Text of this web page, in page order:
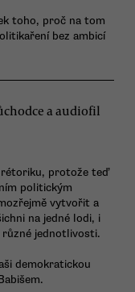
toho, proč na tom
bez ambicí
a audiofil
rétoriku, protože teď
politickým
vytvořit a
na jedné lodi, i
různé jednotlivosti.
demokratickou